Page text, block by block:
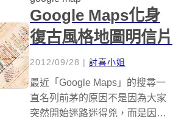
如我也想要體會大堡礁的美，現
在在電腦前面...
Google Maps化身
復古風格地圖明信片
2012/09/28 | 討喜小姐
最近「Google Maps」的搜尋一
直名列前茅的原因不是因為大家
突然開始迷路迷得兇，而是因為